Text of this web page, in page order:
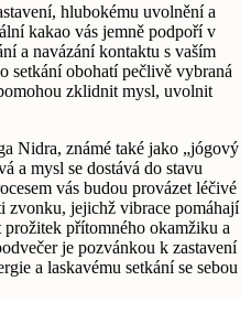
hlubokému uvolnění a
kakao vás jemně podpoří v
a navázání kontaktu s vaším
setkání obohatí pečlivě vybraná
zklidnit mysl, uvolnit
Nidra, známé také jako „jógový
a mysl se dostává do stavu
vás budou provázet léčivé
zvonku, jejichž vibrace pomáhají
přítomného okamžiku a
je pozvánkou k zastavení
a laskavému setkání se sebou